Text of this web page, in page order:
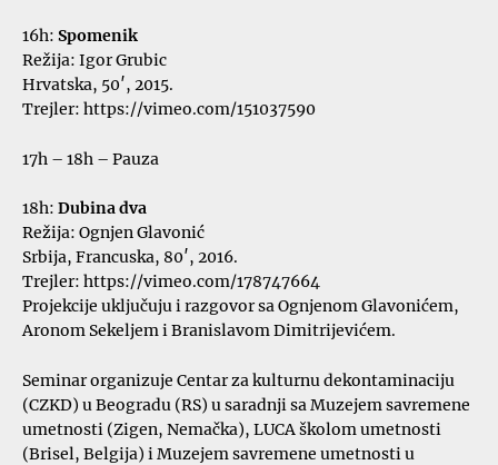
16h: Spomenik
Režija: Igor Grubic
Hrvatska, 50′, 2015.
Trejler: https://vimeo.com/151037590
17h – 18h – Pauza
18h: Dubina dva
Režija: Ognjen Glavonić
Srbija, Francuska, 80′, 2016.
Trejler: https://vimeo.com/178747664
Projekcije uključuju i razgovor sa Ognjenom Glavonićem,
Aronom Sekeljem i Branislavom Dimitrijevićem.
Seminar organizuje Centar za kulturnu dekontaminaciju
(CZKD) u Beogradu (RS) u saradnji sa Muzejem savremene
umetnosti (Zigen, Nemačka), LUCA školom umetnosti
(Brisel, Belgija) i Muzejem savremene umetnosti u